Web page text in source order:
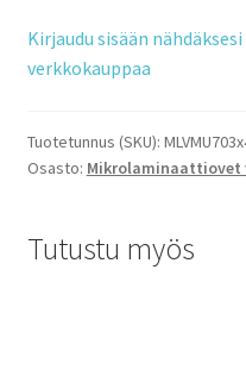
Kirjaudu sisään
verkkokauppaa
Tuotetunnus (SKU):
Osasto: Mikrolaminaattiovet
Tutustu myös